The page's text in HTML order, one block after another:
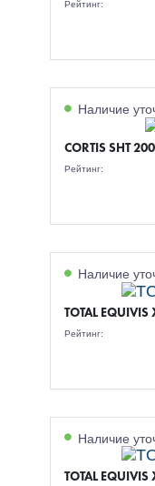
Рейтинг:
Наличие
CORTIS SHT 200
Рейтинг:
Наличие
TOTAL EQUIVIS
Рейтинг:
Наличие
TOTAL EQUIVIS